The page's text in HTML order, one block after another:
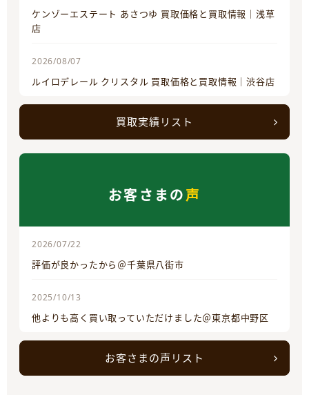
ケンゾーエステート あさつゆ 買取価格と買取情報｜浅草
店
2026/08/07
ルイロデレール クリスタル 買取価格と買取情報｜渋谷店
買取実績リスト
お客さまの声
2026/07/22
評価が良かったから＠千葉県八街市
2025/10/13
他よりも高く買い取っていただけました＠東京都中野区
お客さまの声リスト